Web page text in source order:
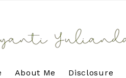
About Me Disclosure